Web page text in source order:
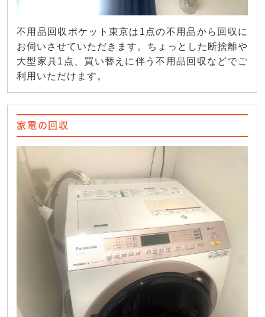
不用品回収ポケット東京は1点の不用品から回収に
お伺いさせていただきます。ちょっとした断捨離や
大型家具1点、買い替えに伴う不用品回収などでご
利用いただけます。
家電の回収